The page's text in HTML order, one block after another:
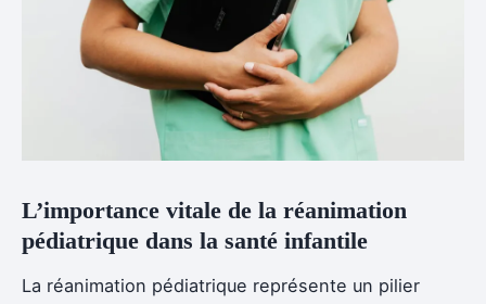
L’importance vitale de la réanimation
pédiatrique dans la santé infantile
La réanimation pédiatrique représente un pilier